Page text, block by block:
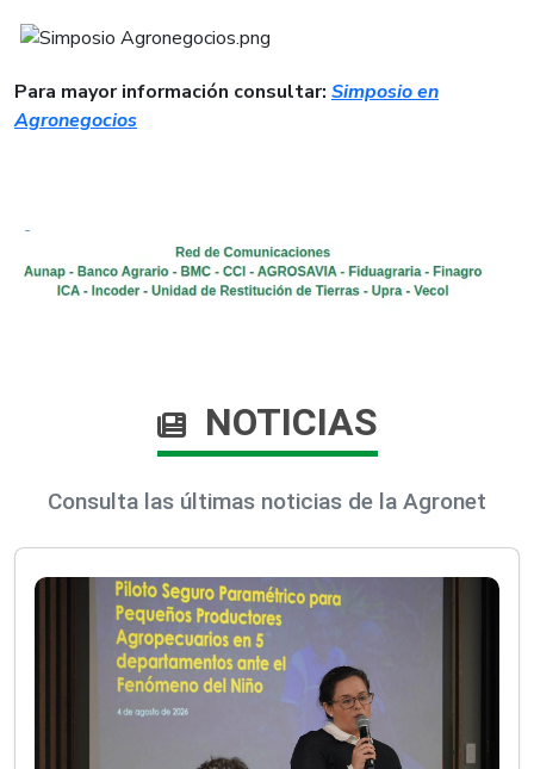
Para mayor información consultar: Simposio en
Agronegocios
NOTICIAS
Consulta las últimas noticias de la Agronet